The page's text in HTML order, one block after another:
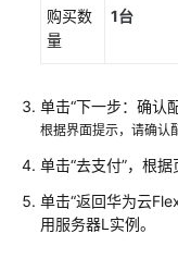
构
管
理
系
使
购买数
量
1台
单击“下一步：确认
根据界面提示，请确认
单击“去支付”，根据
单击“返回华为云
用服务器L实例。